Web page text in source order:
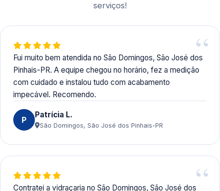
serviços!
Fui muito bem atendida no São Domingos, São José dos
Pinhais-PR. A equipe chegou no horário, fez a medição
com cuidado e instalou tudo com acabamento
impecável. Recomendo.
P Patrícia L.
São Domingos, São José dos Pinhais-PR
Contratei a vidraçaria no São Domingos, São José dos